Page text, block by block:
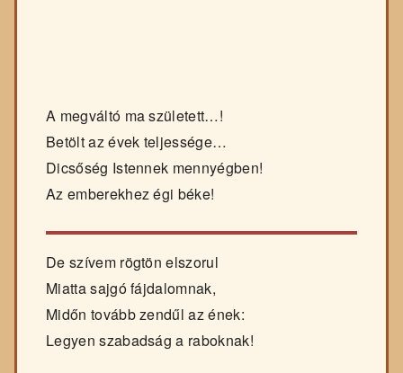
A megváltó ma született…!
Betölt az évek teljessége…
Dicsőség Istennek mennyégben!
Az emberekhez égi béke!
De szívem rögtön elszorul
Miatta sajgó fájdalomnak,
Midőn tovább zendűl az ének:
Legyen szabadság a raboknak!